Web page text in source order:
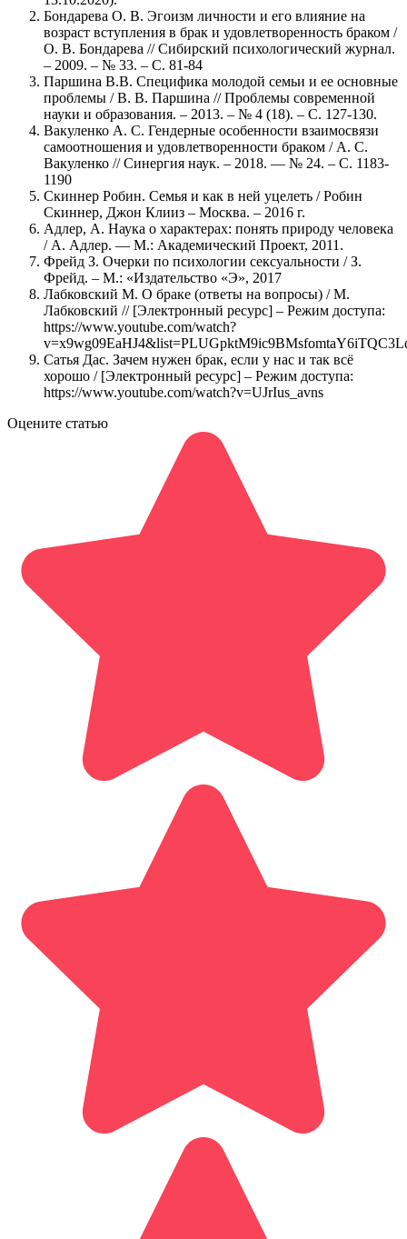
Бондарева О. В. Эгоизм личности и его влияние на
возраст вступления в брак и удовлетворенность браком /
О. В. Бондарева // Сибирский психологический журнал.
– 2009. – № 33. – С. 81-84
Паршина В.В. Специфика молодой семьи и ее основные
проблемы / В. В. Паршина // Проблемы современной
науки и образования. – 2013. – № 4 (18). – С. 127-130.
Вакуленко А. С. Гендерные особенности взаимосвязи
самоотношения и удовлетворенности браком / А. С.
Вакуленко // Синергия наук. – 2018. — № 24. – С. 1183-
1190
Скиннер Робин. Семья и как в ней уцелеть / Робин
Скиннер, Джон Клииз – Москва. – 2016 г.
Адлер, А. Наука о характерах: понять природу человека
/ А. Адлер. — М.: Академический Проект, 2011.
Фрейд З. Очерки по психологии сексуальности / З.
Фрейд. – М.: «Издательство «Э», 2017
Лабковский М. О браке (ответы на вопросы) / М.
Лабковский // [Электронный ресурс] – Режим доступа:
https://www.youtube.com/watch?
Сатья Дас. Зачем нужен брак, если у нас и так всё
хорошо / [Электронный ресурс] – Режим доступа:
https://www.youtube.com/watch?v=UJrIus_avns
Оцените статью